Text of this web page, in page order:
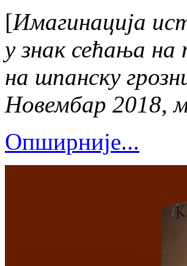
[Имагинација
у знак сећања
на шпанску
Новембар 2018,
Опширније...